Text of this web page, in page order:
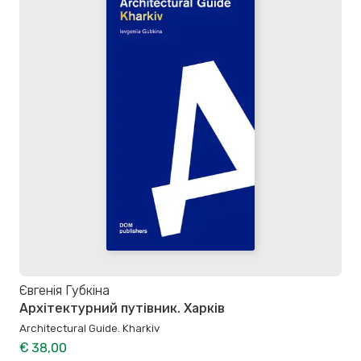
Євгенія Губкіна
Архітектурний путівник. Харків
Architectural Guide. Kharkiv
€ 38,00